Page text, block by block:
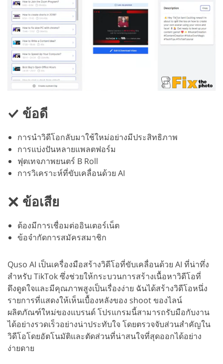
ข้อดี
การนำวิดีโอกลับมาใช้ใหม่อย่างมีประสิทธิภาพ
การแบ่งปันหลายแพลตฟอร์ม
ฟุตเทจภาพยนตร์ B Roll
การวิเคราะห์ที่ขับเคลื่อนด้วย AI
ข้อเสีย
ต้องมีการเชื่อมต่ออินเตอร์เน็ต
ข้อจำกัดการสมัครสมาชิก
Quso AI เป็นเครื่องมือสร้างวิดีโอที่ขับเคลื่อนด้วย AI ที่น่าทึ่ง
สำหรับ TikTok ซึ่งช่วยให้กระบวนการสร้างเนื้อหาวิดีโอที่
ดึงดูดใจและมีคุณภาพสูงเป็นเรื่องง่าย ฉันได้สร้างวิดีโอหนึ่ง
รายการที่แสดงให้เห็นเบื้องหลังของ shoot ของไลน์
ผลิตภัณฑ์ใหม่ของแบรนด์ โปรแกรมนี้สามารถรับมือกับงาน
ได้อย่างรวดเร็วอย่างน่าประทับใจ โดยตรวจจับส่วนสำคัญใน
วิดีโอโดยอัตโนมัติและตัดส่วนที่น่าสนใจที่สุดออกได้อย่าง
ง่ายดาย